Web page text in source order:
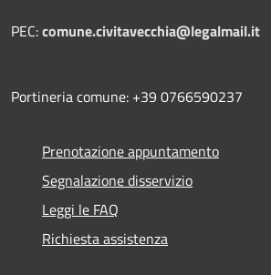
PEC:comune.civitavecchia@legalmail.it
Portineria comune: +39 0766590237
Prenotazione appuntamento
Segnalazione disservizio
Leggi le FAQ
Richiesta assistenza